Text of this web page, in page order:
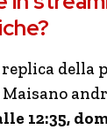
replica della
12:35,